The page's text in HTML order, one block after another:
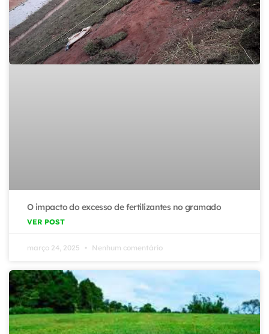
O impacto do excesso de fertilizantes no gramado
VER POST
março 24, 2025 Nenhum comentário